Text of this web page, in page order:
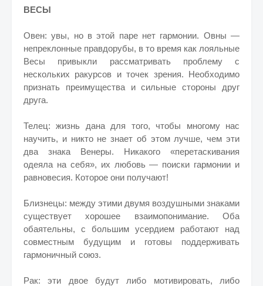
ВЕСЫ
Овен: увы, но в этой паре нет гармонии. Овны —
непреклонные правдорубы, в то время как лояльные
Весы привыкли рассматривать проблему с
нескольких ракурсов и точек зрения. Необходимо
признать преимущества и сильные стороны друг
друга.
Телец: жизнь дана для того, чтобы многому нас
научить, и никто не знает об этом лучше, чем эти
два знака Венеры. Никакого «перетаскивания
одеяла на себя», их любовь — поиски гармонии и
равновесия. Которое они получают!
Близнецы: между этими двумя воздушными знаками
существует хорошее взаимопонимание. Оба
обаятельны, с большим усердием работают над
совместным будущим и готовы поддерживать
гармоничный союз.
Рак: эти двое будут либо мотивировать, либо